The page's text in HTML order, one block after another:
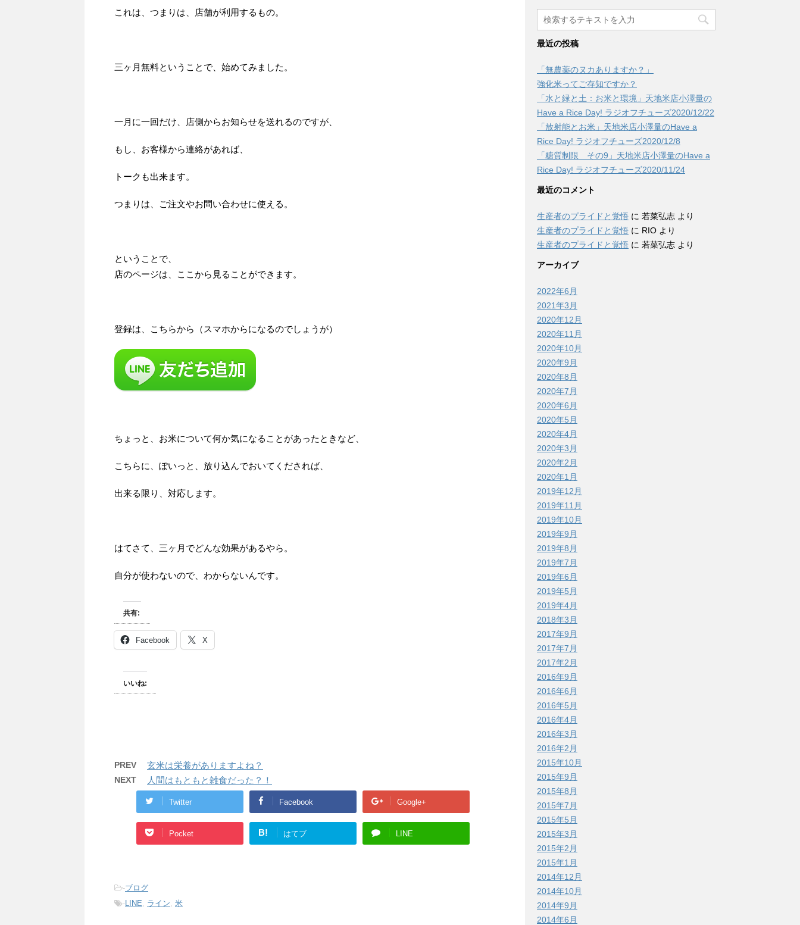
これは、つまりは、店舗が利用するもの。
三ヶ月無料ということで、始めてみました。
一月に一回だけ、店側からお知らせを送れるのですが、
もし、お客様から連絡があれば、
トークも出来ます。
つまりは、ご注文やお問い合わせに使える。
ということで、
店のページは、ここから見ることができます。
登録は、こちらから（スマホからになるのでしょうが）
ちょっと、お米について何か気になることがあったときなど、
こちらに、ぽいっと、放り込んでおいてくだされば、
出来る限り、対応します。
はてさて、三ヶ月でどんな効果があるやら。
自分が使わないので、わからないんです。
共有:
Facebook X
いいね:
PREV 玄米は栄養がありますよね？
NEXT 人間はもともと雑食だった？！
Twitter Facebook Google+
Pocket B! はてブ LINE
-ブログ
-LINE, ライン, 米
最近の投稿
「無農薬のヌカありますか？」
強化米ってご存知ですか？
「水と緑と土：お米と環境」天地米店小澤量の
Have a Rice Day! ラジオフチューズ2020/12/22
「放射能とお米」天地米店小澤量のHave a
Rice Day! ラジオフチューズ2020/12/8
「糖質制限 その9」天地米店小澤量のHave a
Rice Day! ラジオフチューズ2020/11/24
最近のコメント
生産者のプライドと覚悟 に 若菜弘志 より
生産者のプライドと覚悟 に RIO より
生産者のプライドと覚悟 に 若菜弘志 より
アーカイブ
2022年6月
2021年3月
2020年12月
2020年11月
2020年10月
2020年9月
2020年8月
2020年7月
2020年6月
2020年5月
2020年4月
2020年3月
2020年2月
2020年1月
2019年12月
2019年11月
2019年10月
2019年9月
2019年8月
2019年7月
2019年6月
2019年5月
2019年4月
2018年3月
2017年9月
2017年7月
2017年2月
2016年9月
2016年6月
2016年5月
2016年4月
2016年3月
2016年2月
2015年10月
2015年9月
2015年8月
2015年7月
2015年5月
2015年3月
2015年2月
2015年1月
2014年12月
2014年10月
2014年9月
2014年6月